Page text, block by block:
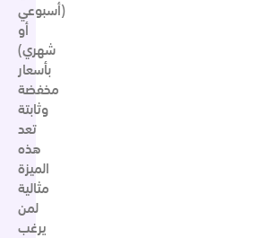
(أسبوعي
أو
شهري)
بأسعار
مخفضة
وثابتة
تعد
هذه
الميزة
مثالية
لمن
يرغب